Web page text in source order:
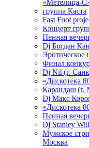
«Метелица-
группа Каста
Fast Foot
Концерт
Пенная
Dj Богдан
Эротическое
Финал
Dj Nil (г.
«Дискотека
Карандаш (г.
Dj Макс
«Дискотека
Пенная
Dj Stanley
Мужское
Москва